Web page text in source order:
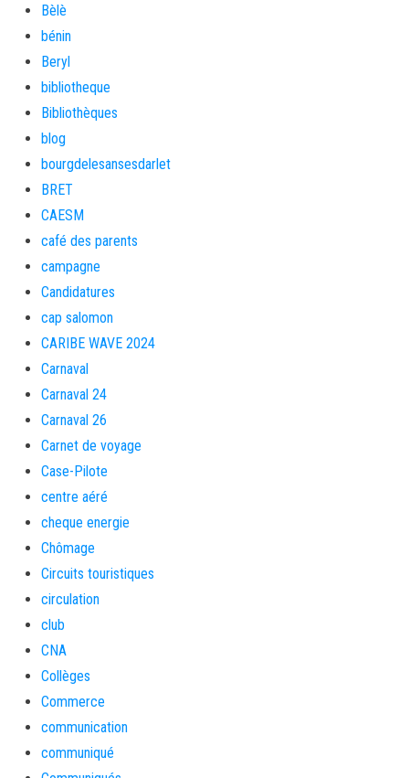
Bèlè
bénin
Beryl
bibliotheque
Bibliothèques
blog
bourgdelesansesdarlet
BRET
CAESM
café des parents
campagne
Candidatures
cap salomon
CARIBE WAVE 2024
Carnaval
Carnaval 24
Carnaval 26
Carnet de voyage
Case-Pilote
centre aéré
cheque energie
Chômage
Circuits touristiques
circulation
club
CNA
Collèges
Commerce
communication
communiqué